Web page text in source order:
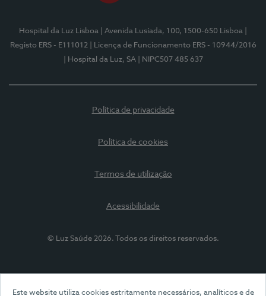
Este website utiliza cookies estritamente necessários, analíticos e de
Hospital da Luz Lisboa | Avenida Lusíada, 100, 1500-650 Lisboa
Registo ERS - E111012
| Licença de Funcionamento ERS - 10944/2016
| Hospital da Luz, SA
| NIPC507 485 637
Política de privacidade
Política de cookies
Termos de utilização
Acessibilidade
© Luz Saúde 2026. Todos os direitos reservados.